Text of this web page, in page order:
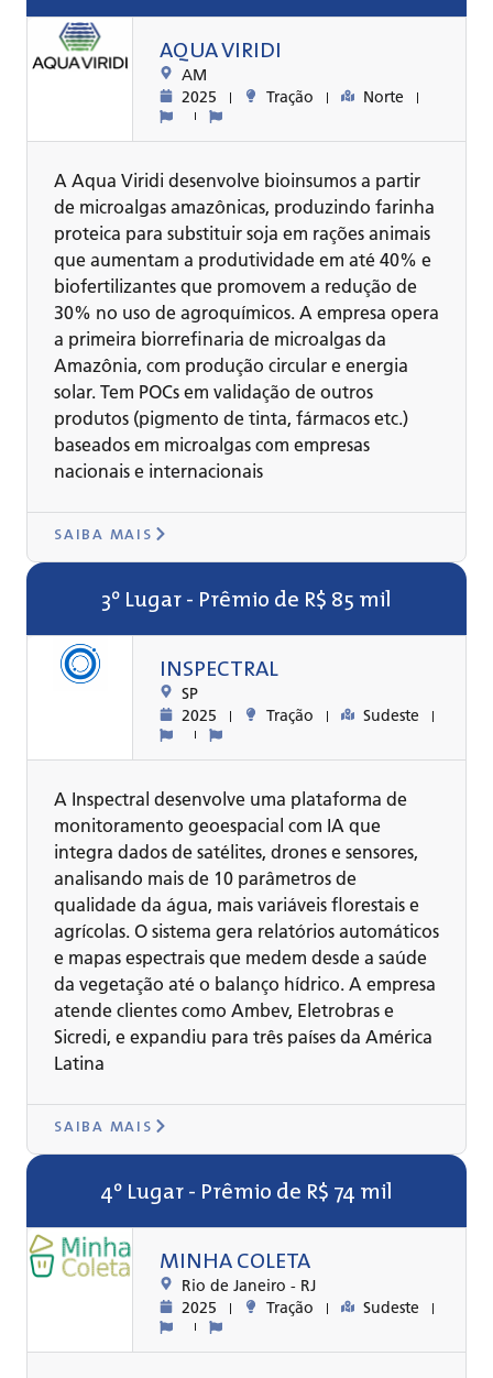
AQUA VIRIDI
AM
2025
Tração Norte
A Aqua Viridi desenvolve bioinsumos a partir
de microalgas amazônicas, produzindo farinha
proteica para substituir soja em rações animais
que aumentam a produtividade em até 40% e
biofertilizantes que promovem a redução de
30% no uso de agroquímicos. A empresa opera
a primeira biorrefinaria de microalgas da
Amazônia, com produção circular e energia
solar. Tem POCs em validação de outros
produtos (pigmento de tinta, fármacos etc.)
baseados em microalgas com empresas
nacionais e internacionais
SAIBA MAIS
3º Lugar - Prêmio de R$ 85 mil
INSPECTRAL
SP
2025
Tração Sudeste
A Inspectral desenvolve uma plataforma de
monitoramento geoespacial com IA que
integra dados de satélites, drones e sensores,
analisando mais de 10 parâmetros de
qualidade da água, mais variáveis florestais e
agrícolas. O sistema gera relatórios automáticos
e mapas espectrais que medem desde a saúde
da vegetação até o balanço hídrico. A empresa
atende clientes como Ambev, Eletrobras e
Sicredi, e expandiu para três países da América
Latina
SAIBA MAIS
4º Lugar - Prêmio de R$ 74 mil
MINHA COLETA
Rio de Janeiro - RJ
2025
Tração Sudeste